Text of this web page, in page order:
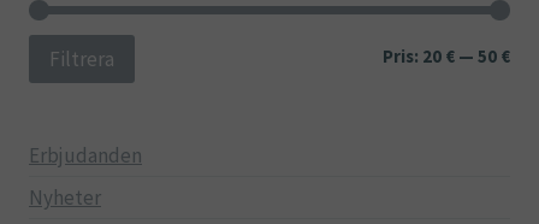
Min
Filtrera Pris: 20 € — 50 €
Erbjudanden
Nyheter